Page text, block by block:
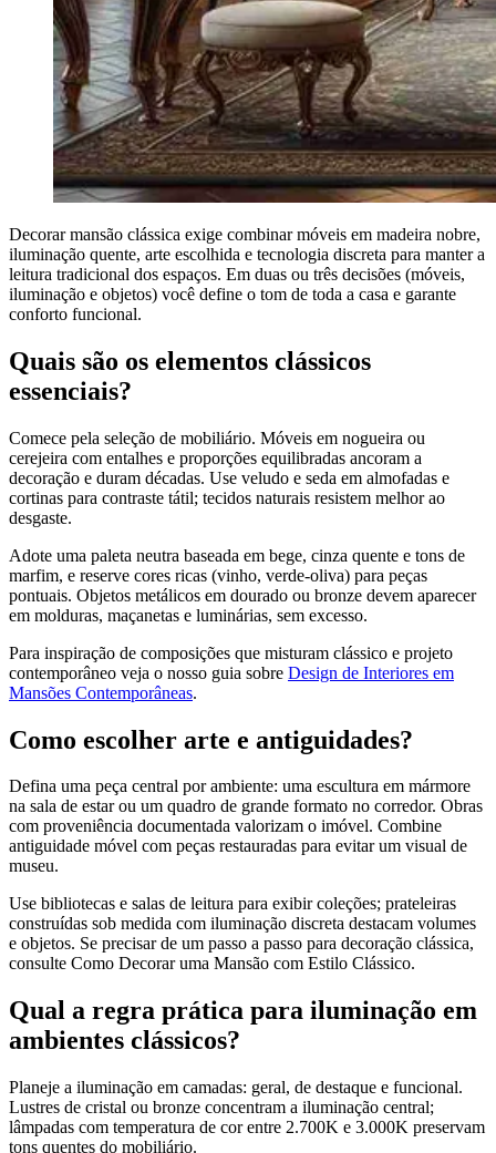
Decorar mansão clássica exige combinar móveis em madeira nobre,
iluminação quente, arte escolhida e tecnologia discreta para manter a
leitura tradicional dos espaços. Em duas ou três decisões (móveis,
iluminação e objetos) você define o tom de toda a casa e garante
conforto funcional.
Quais são os elementos clássicos
essenciais?
Comece pela seleção de mobiliário. Móveis em nogueira ou
cerejeira com entalhes e proporções equilibradas ancoram a
decoração e duram décadas. Use veludo e seda em almofadas e
cortinas para contraste tátil; tecidos naturais resistem melhor ao
desgaste.
Adote uma paleta neutra baseada em bege, cinza quente e tons de
marfim, e reserve cores ricas (vinho, verde-oliva) para peças
pontuais. Objetos metálicos em dourado ou bronze devem aparecer
em molduras, maçanetas e luminárias, sem excesso.
Para inspiração de composições que misturam clássico e projeto
contemporâneo veja o nosso guia sobre Design de Interiores em
Mansões Contemporâneas.
Como escolher arte e antiguidades?
Defina uma peça central por ambiente: uma escultura em mármore
na sala de estar ou um quadro de grande formato no corredor. Obras
com proveniência documentada valorizam o imóvel. Combine
antiguidade móvel com peças restauradas para evitar um visual de
museu.
Use bibliotecas e salas de leitura para exibir coleções; prateleiras
construídas sob medida com iluminação discreta destacam volumes
e objetos. Se precisar de um passo a passo para decoração clássica,
consulte Como Decorar uma Mansão com Estilo Clássico.
Qual a regra prática para iluminação em
ambientes clássicos?
Planeje a iluminação em camadas: geral, de destaque e funcional.
Lustres de cristal ou bronze concentram a iluminação central;
lâmpadas com temperatura de cor entre 2.700K e 3.000K preservam
tons quentes do mobiliário.